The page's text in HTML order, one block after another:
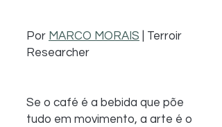
Por MARCO MORAIS | Terroir
Researcher
Se o café é a bebida que põe
tudo em movimento, a arte é o